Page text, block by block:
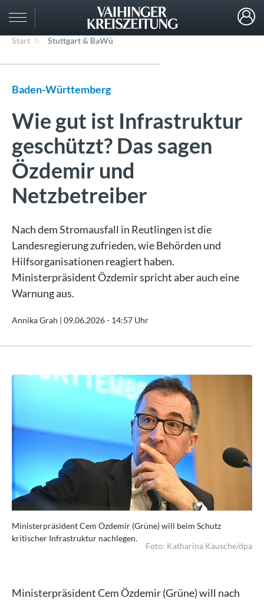
Start Stuttgart & BaWü
Baden-Württemberg
Wie gut ist Infrastruktur
geschützt? Das sagen
Özdemir und
Netzbetreiber
Nach dem Stromausfall in Reutlingen ist die
Landesregierung zufrieden, wie Behörden und
Hilfsorganisationen reagiert haben.
Ministerpräsident Özdemir spricht aber auch eine
Warnung aus.
Annika Grah | 09.06.2026 - 14:57 Uhr
Ministerpräsident Cem Özdemir (Grüne) will beim Schutz
kritischer Infrastruktur nachlegen.
Foto: Katharina Kausche/dpa
Ministerpräsident Cem Özdemir (Grüne) will nach